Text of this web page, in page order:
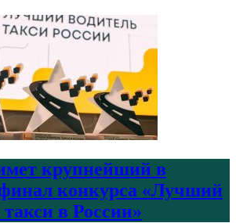
крупнейший в
конкурса «Лучший
в России»